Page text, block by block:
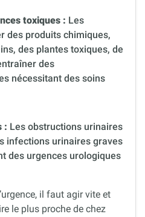
toxiques : Les
des produits chimiques,
des plantes toxiques, de
des
nécessitant des soins
: Les obstructions urinaires
infections urinaires graves
des urgences urologiques
il faut agir vite et
le plus proche de chez